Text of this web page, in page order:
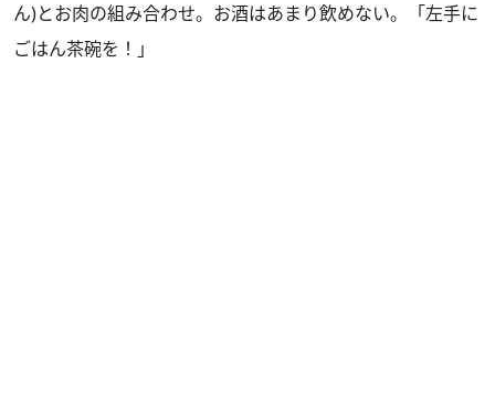
ん)とお肉の組み合わせ。お酒はあまり飲めない。「左手に
ごはん茶碗を！」